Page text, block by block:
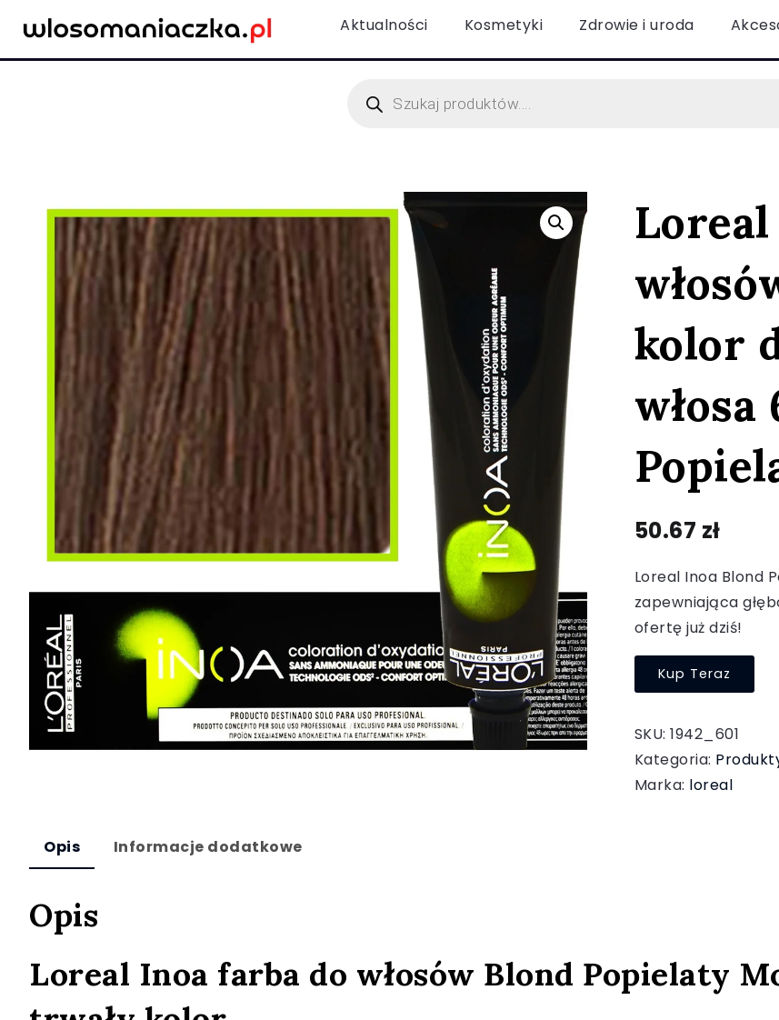
Aktualności Kosmetyki Zdrowie i uroda
kolor
włosa
50.67 zł
Loreal Inoa Blond
zapewniająca
ofertę już dziś!
Kup Teraz
SKU:1942_601
Kategoria:
Marka: loreal
Opis Informacje dodatkowe
Opis
Loreal Inoa farba do włosów Blond Popielaty